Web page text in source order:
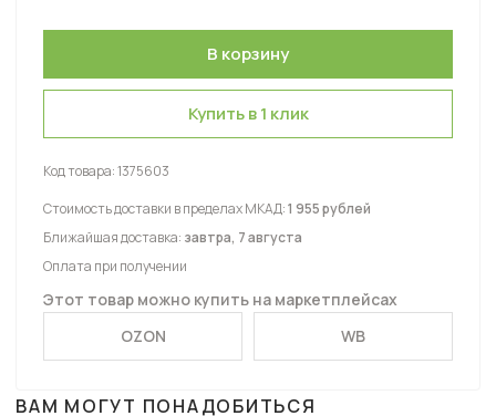
Купить в 1 клик
Код товара:1375603
Стоимость доставки в пределах МКАД:1 955 рублей
Ближайшая доставка: завтра, 7 августа
Оплата при получении
Этот товар можно купить на маркетплейсах
OZON
WB
ВАМ МОГУТ ПОНАДОБИТЬСЯ